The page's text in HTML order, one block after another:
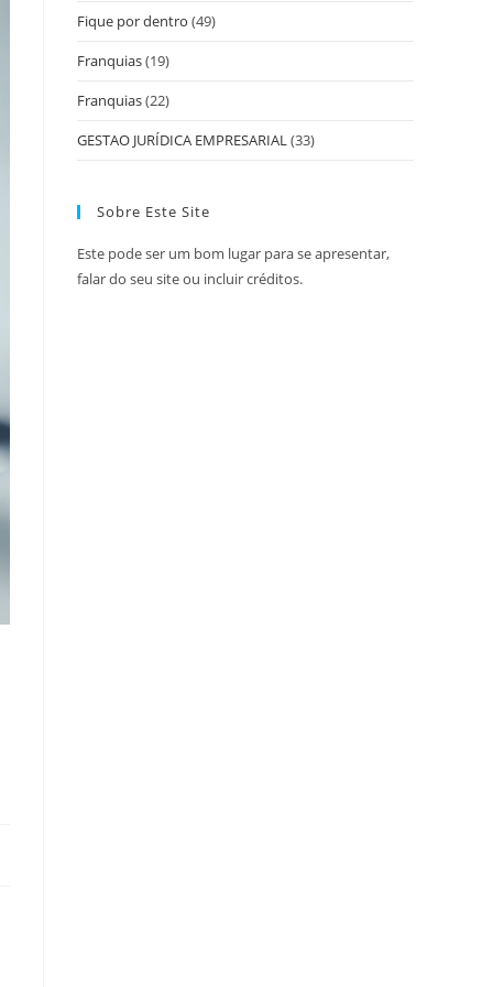
Fique por dentro (49)
Franquias(19)
Franquias(22)
GESTAO JURÍDICA EMPRESARIAL(33)
Sobre Este Site
Este pode ser um bom lugar para se apresentar,
falar do seu site ou incluir créditos.